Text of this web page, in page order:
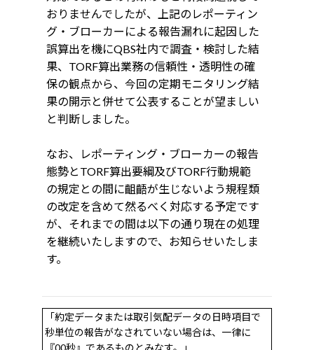
おりませんでしたが、上記のレポーティン
グ・ブローカーによる報告漏れに起因した
誤算出を機にQBS社内で調査・検討した結
果、TORF算出業務の信頼性・透明性の確
保の観点から、今回の定期モニタリング結
果の開示と併せて公表することが望ましい
と判断しました。
なお、レポーティング・ブローカーの報告
態勢とTORF算出要綱及びTORF行動規範
の規定との間に齟齬が生じないよう規程類
の改定を含めて然るべく対応する予定です
が、それまでの間は以下の通り現在の処理
を継続いたしますので、お知らせいたしま
す。
「約定データまたは取引気配データの日時項目で
秒単位の報告がなされていない場合は、一律に
『00秒』であるものとみなす。」